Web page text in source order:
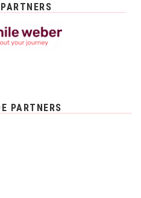
PARTNERS